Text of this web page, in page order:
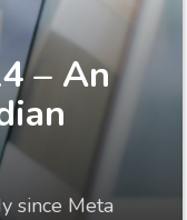
– An
since Meta